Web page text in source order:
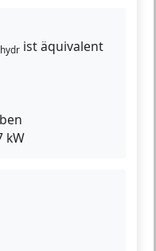
hydr ist äquivalent
kW